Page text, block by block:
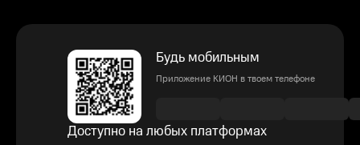
Будь мобильным
Приложение КИОН в твоем телефоне
Доступно на любых платформах